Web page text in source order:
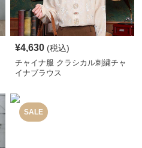
¥4,630 (税込)
チャイナ服 クラシカル刺繍チャ
イナブラウス
SALE